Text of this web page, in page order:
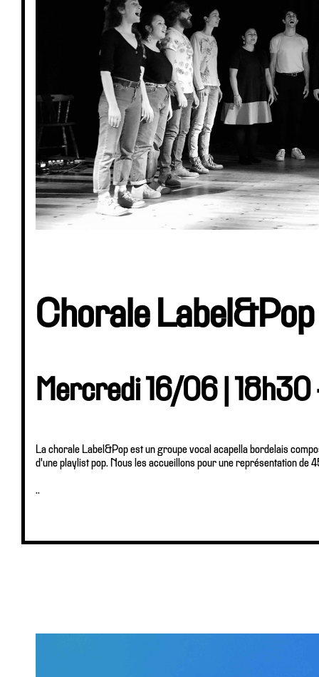
Chorale Label&Pop
Mercredi 16/06 | 18h30
La chorale Label&Pop est un groupe vocal acapella bordelais
d'une playlist pop. Nous les accueillons pour une représentation de
..